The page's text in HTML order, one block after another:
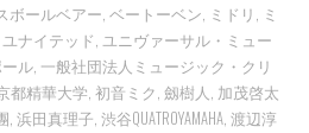
ボールベアー,ベートーベン, ミドリ , ミ
ユナイテッド,ユニヴァーサル・ミュー
ル, 一般社団法人ミュージック・クリ
都精華大学,初音ミク,劔樹人, 加茂啓太
,浜田真理子,渋谷QUATROYAMAHA,渡辺淳